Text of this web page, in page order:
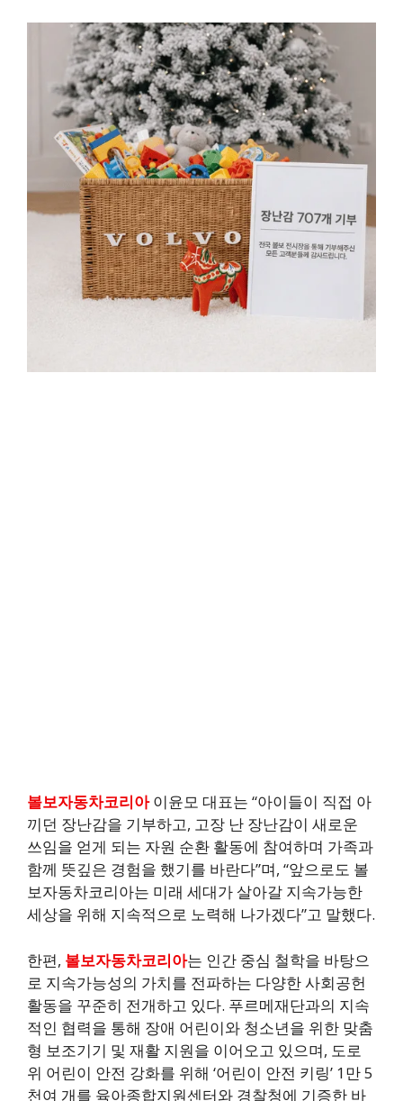
볼보자동차코리아이윤모 대표는 “아이들이 직접 아
끼던 장난감을 기부하고, 고장 난 장난감이 새로운
쓰임을 얻게 되는 자원 순환 활동에 참여하며 가족과
함께 뜻깊은 경험을 했기를 바란다”며, “앞으로도 볼
보자동차코리아는 미래 세대가 살아갈 지속가능한
세상을 위해 지속적으로 노력해 나가겠다”고 말했다.
한편, 볼보자동차코리아는 인간 중심 철학을 바탕으
로 지속가능성의 가치를 전파하는 다양한 사회공헌
활동을 꾸준히 전개하고 있다. 푸르메재단과의 지속
적인 협력을 통해 장애 어린이와 청소년을 위한 맞춤
형 보조기기 및 재활 지원을 이어오고 있으며, 도로
위 어린이 안전 강화를 위해 ‘어린이 안전 키링’ 1만 5
천여 개를 육아종합지원센터와 경찰청에 기증한 바